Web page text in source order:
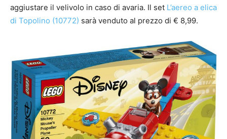
aggiustare il velivolo in caso di avaria. Il set L’aereo a elica
di Topolino (10772) sarà venduto al prezzo di € 8,99.